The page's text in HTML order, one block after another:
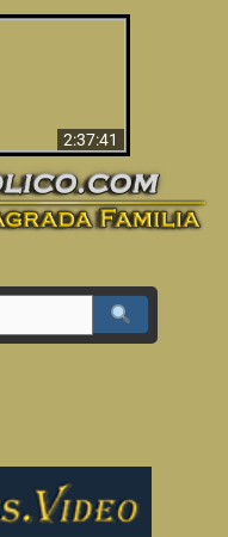
2:37:41